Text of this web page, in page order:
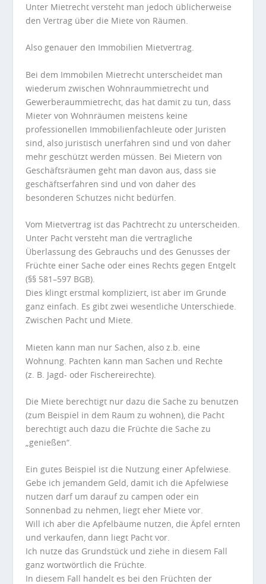
Unter Mietrecht versteht man jedoch üblicherweise
den Vertrag über die Miete von Räumen.
Also genauer den Immobilien Mietvertrag.
Bei dem Immobilen Mietrecht unterscheidet man
wiederum zwischen Wohnraummietrecht und
Gewerberaummietrecht, das hat damit zu tun, dass
Mieter von Wohnräumen meistens keine
professionellen Immobilienfachleute oder Juristen
sind, also juristisch unerfahren sind und von daher
mehr geschützt werden müssen. Bei Mietern von
Geschäftsräumen geht man davon aus, dass sie
geschäftserfahren sind und von daher des
besonderen Schutzes nicht bedürfen.
Vom Mietvertrag ist das Pachtrecht zu unterscheiden.
Unter Pacht versteht man die vertragliche
Überlassung des Gebrauchs und des Genusses der
Früchte einer Sache oder eines Rechts gegen Entgelt
(§§ 581–597 BGB).
Dies klingt erstmal kompliziert, ist aber im Grunde
ganz einfach. Es gibt zwei wesentliche Unterschiede.
Zwischen Pacht und Miete.
Mieten kann man nur Sachen, also z.b. eine
Wohnung. Pachten kann man Sachen und Rechte
(z. B. Jagd- oder Fischereirechte).
Die Miete berechtigt nur dazu die Sache zu benutzen
(zum Beispiel in dem Raum zu wohnen), die Pacht
berechtigt auch dazu die Früchte die Sache zu
„genießen“.
Ein gutes Beispiel ist die Nutzung einer Apfelwiese.
Gebe ich jemandem Geld, damit ich die Apfelwiese
nutzen darf um darauf zu campen oder ein
Sonnenbad zu nehmen, liegt eher Miete vor.
Will ich aber die Apfelbäume nutzen, die Äpfel ernten
und verkaufen, dann liegt Pacht vor.
Ich nutze das Grundstück und ziehe in diesem Fall
ganz wortwörtlich die Früchte.
In diesem Fall handelt es bei den Früchten der